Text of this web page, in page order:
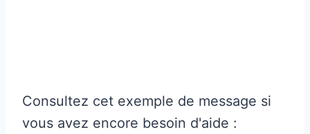
Consultez cet exemple de message si
vous avez encore besoin d'aide :